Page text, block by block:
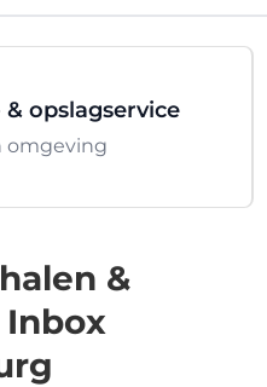
& opslagservice
omgeving
&